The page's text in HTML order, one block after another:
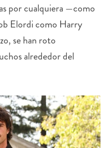
por cualquiera —como
Elordi como Harry
se han roto
alrededor del